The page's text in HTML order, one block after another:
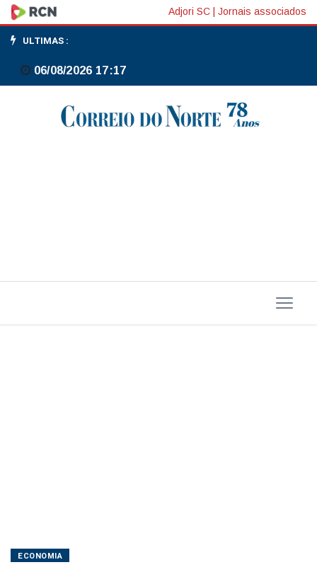
Master:
Ex-
diretores
de
Adjori SC Jornais associados
ULTIMAS :
06/08/2026 17:17
ECONOMIA